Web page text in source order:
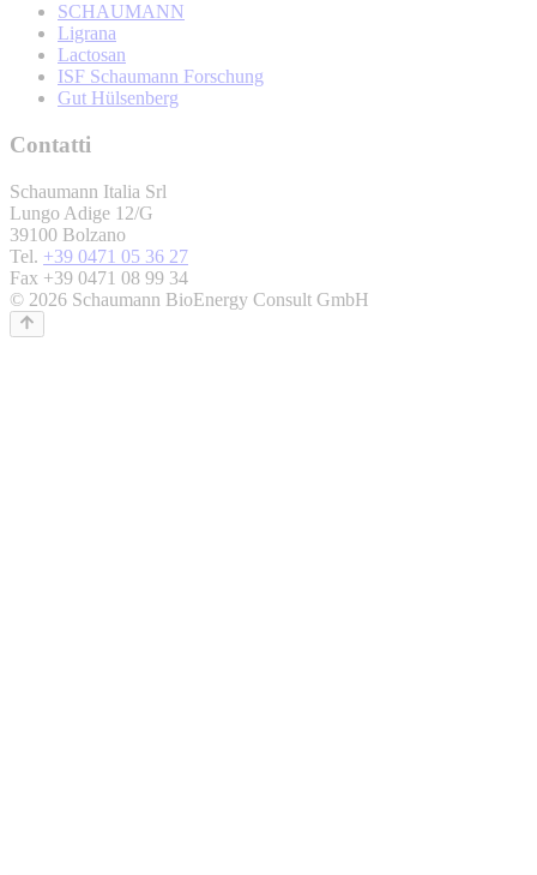
SCHAUMANN
Ligrana
Lactosan
ISF Schaumann Forschung
Gut Hülsenberg
Contatti
Schaumann Italia Srl
Lungo Adige 12/G
39100 Bolzano
Tel. +39 0471 05 36 27
Fax +39 0471 08 99 34
© 2026 Schaumann BioEnergy Consult GmbH